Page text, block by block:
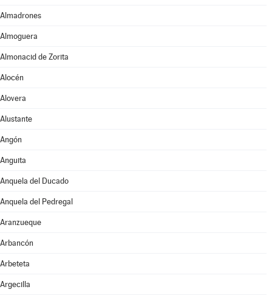
Almadrones
Almoguera
Almonacid de Zorita
Alocén
Alovera
Alustante
Angón
Anguita
Anquela del Ducado
Anquela del Pedregal
Aranzueque
Arbancón
Arbeteta
Argecilla